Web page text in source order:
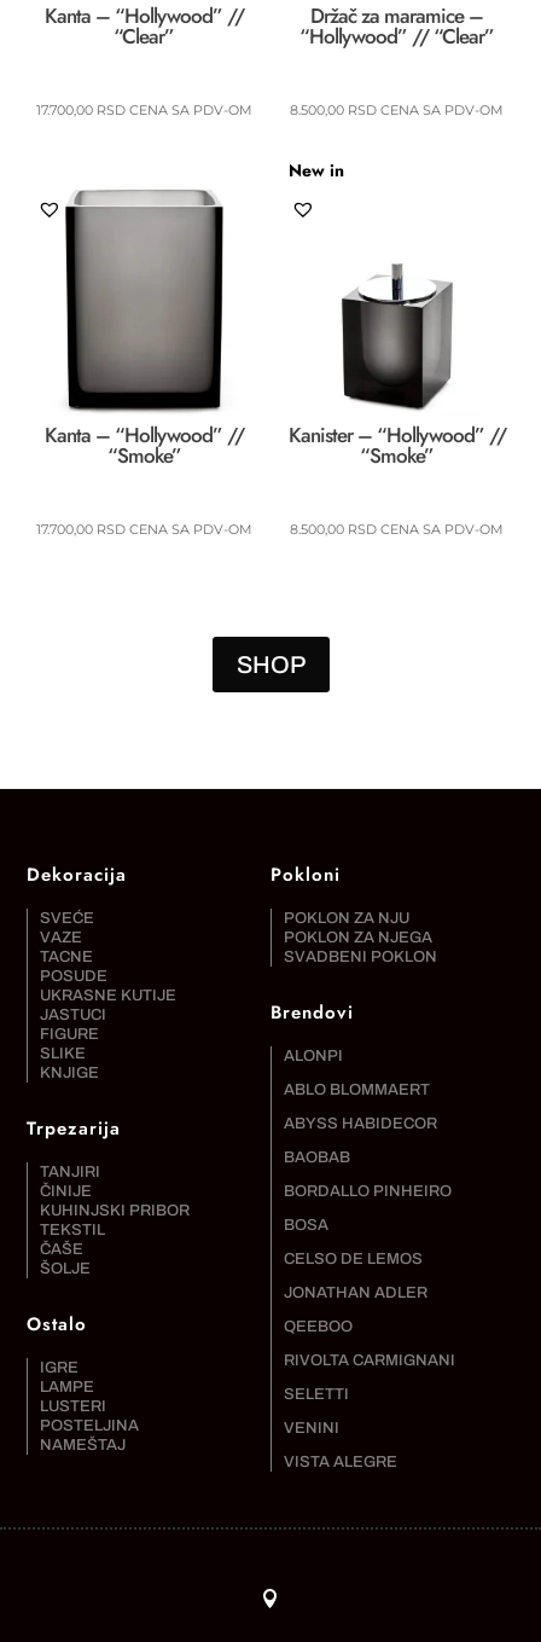
Kanta – “Hollywood” //
“Clear”
17.700,00 RSD CENA SA PDV-OM
Držač za maramice –
“Hollywood” // “Clear”
8.500,00 RSD CENA SA PDV-OM
Kanta – “Hollywood” //
“Smoke”
17.700,00 RSD CENA SA PDV-OM
New in
Kanister – “Hollywood” //
“Smoke”
8.500,00 RSD CENA SA PDV-OM
SHOP
Dekoracija
SVEĆE
VAZE
TACNE
POSUDE
UKRASNE KUTIJE
JASTUCI
FIGURE
SLIKE
KNJIGE
Trpezarija
TANJIRI
ČINIJE
KUHINJSKI PRIBOR
TEKSTIL
ČAŠE
ŠOLJE
Ostalo
IGRE
LAMPE
LUSTERI
POSTELJINA
NAMEŠTAJ
Pokloni
POKLON ZA NJU
POKLON ZA NJEGA
SVADBENI POKLON
Brendovi
ALONPI
ABLO BLOMMAERT
ABYSS HABIDECOR
BAOBAB
BORDALLO PINHEIRO
BOSA
CELSO DE LEMOS
JONATHAN ADLER
QEEBOO
RIVOLTA CARMIGNANI
SELETTI
VENINI
VISTA ALEGRE
